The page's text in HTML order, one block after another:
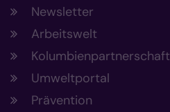
Newsletter
Arbeitswelt
Kolumbienpartnerschaft
Umweltportal
Prävention